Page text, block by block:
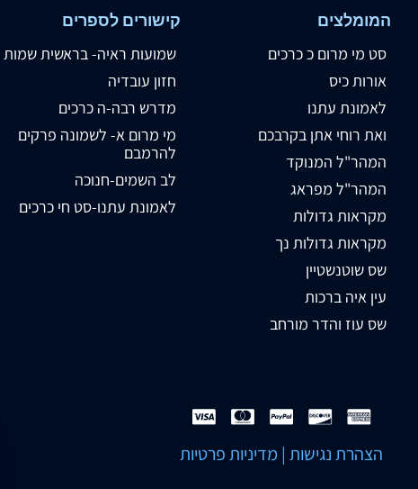
המומלצים
סט מי מרום כ כרכים
אורות כיס
לאמונת עתנו
ואת רוחי אתן בקרבכם
המהר"ל המנוקד
המהר"ל מפראג
מקראות גדולות
מקראות גדולות נך
שס שוטנשטיין
עין איה ברכות
שס עוז והדר מורחב
קישורים לספרים
שמועות ראיה- בראשית שמות
חזון עובדיה
מדרש רבה-ה כרכים
מי מרום א- לשמונה פרקים
להרמבם
לב השמים-חנוכה
לאמונת עתנו-סט חי כרכים
הצהרת נגישות | מדיניות פרטיות